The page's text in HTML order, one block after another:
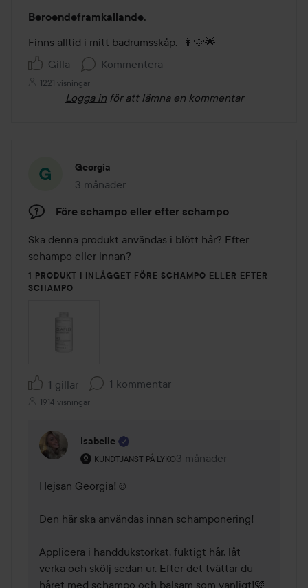
5
av
5
Beroendeframkallande.
Finns alltid i mitt badrumsskåp.  👩🩷🌟
Gilla
Kommentera
1221 visningar
Logga in för att lämna en kommentar
Georgia
3 månader
Inlägget skapades 3 månader
Före schampo eller efter schampo
Ska denna produkt användas i blött hår? Efter
schampo eller innan?
1 PRODUKT I INLÄGGET FÖRE SCHAMPO ELLER EFTER
SCHAMPO
1 gillar 1 kommentar
1914 visningar
Isabelle
KUNDTJÄNST PÅ LYKO
Användarens roll: Kundtjänst på Lyko.
3 månader
Kommentaren lades 3
Hejsan Georgia!☺️
Den här ska användas innan schamponering!
Applicera i handdukstorkat, fuktigt hår, låt
verka och skölj sedan ur. Efter det tvättar du
håret med schampo och balsam som vanligt!🩷